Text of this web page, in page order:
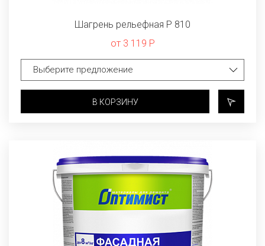
Шагрень рельефная P 810
от 3 119 Р
В КОРЗИНУ